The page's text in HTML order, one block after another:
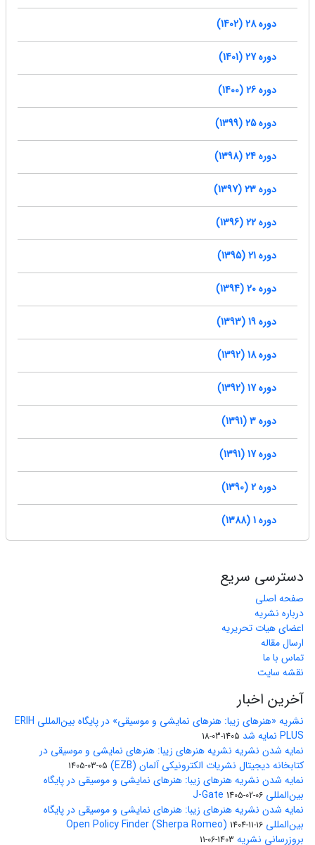
دوره 28 (1402)
دوره 27 (1401)
دوره 26 (1400)
دوره 25 (1399)
دوره 24 (1398)
دوره 23 (1397)
دوره 22 (1396)
دوره 21 (1395)
دوره 20 (1394)
دوره 19 (1393)
دوره 18 (1392)
دوره 17 (1392)
دوره 3 (1391)
دوره 17 (1391)
دوره 2 (1390)
دوره 1 (1388)
دسترسی سریع
صفحه اصلی
درباره نشریه
اعضای هیات تحریریه
ارسال مقاله
تماس با ما
نقشه سایت
آخرین اخبار
نشریه «هنرهای زیبا: هنرهای نمایشی و موسیقی» در پایگاه بین‌المللی ERIH
PLUS نمایه شد
1405-03-18
نمایه شدن نشریه نشریه هنرهای زیبا: هنرهای نمایشی و موسیقی در
کتابخانه دیجیتال نشریات الکترونیکی آلمان (EZB)
1405-03-05
نمایه شدن نشریه هنرهای زیبا: هنرهای نمایشی و موسیقی در پایگاه
بین‌المللی J-Gate 1405-02-06
نمایه شدن نشریه هنرهای زیبا: هنرهای نمایشی و موسیقی در پایگاه
بین‌المللی Open Policy Finder (Sherpa Romeo) 1404-11-16
بروزرسانی نشریه 1403-06-11